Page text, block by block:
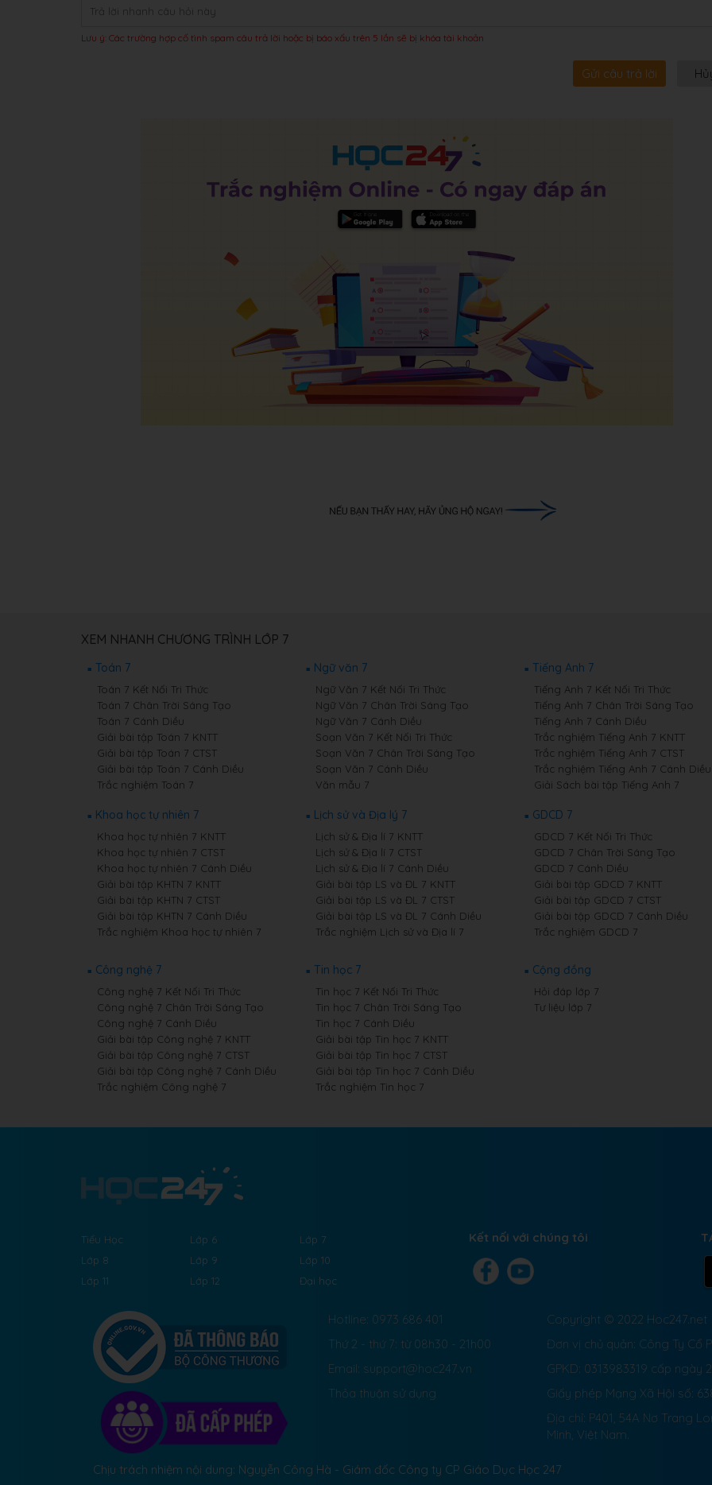
Lưu ý: Các trường hợp cố tình spam câu trả lời hoặc bị báo xấu trên 5 lần sẽ bị khóa tài khoản
Gửi câu trả lời
XEM NHANH CHƯƠNG TRÌNH LỚP 7
Toán 7
Toán 7 Kết Nối Tri Thức
Toán 7 Chân Trời Sáng Tạo
Toán 7 Cánh Diều
Giải bài tập Toán 7 KNTT
Giải bài tập Toán 7 CTST
Giải bài tập Toán 7 Cánh Diều
Trắc nghiệm Toán 7
Ngữ văn 7
Ngữ Văn 7 Kết Nối Tri Thức
Ngữ Văn 7 Chân Trời Sáng Tạo
Ngữ Văn 7 Cánh Diều
Soạn Văn 7 Kết Nối Tri Thức
Soạn Văn 7 Chân Trời Sáng Tạo
Soạn Văn 7 Cánh Diều
Văn mẫu 7
Tiếng Anh 7
Tiếng Anh 7 Kết Nối Tri Thức
Tiếng Anh 7 Chân Trời Sáng Tạo
Tiếng Anh 7 Cánh Diều
Trắc nghiệm Tiếng Anh 7 KNTT
Trắc nghiệm Tiếng Anh 7 CTST
Trắc nghiệm Tiếng Anh 7 Cánh Diều
Giải Sách bài tập Tiếng Anh 7
Khoa học tự nhiên 7
Khoa học tự nhiên 7 KNTT
Khoa học tự nhiên 7 CTST
Khoa học tự nhiên 7 Cánh Diều
Giải bài tập KHTN 7 KNTT
Giải bài tập KHTN 7 CTST
Giải bài tập KHTN 7 Cánh Diều
Trắc nghiệm Khoa học tự nhiên 7
Lịch sử và Địa lý 7
Lịch sử & Địa lí 7 KNTT
Lịch sử & Địa lí 7 CTST
Lịch sử & Địa lí 7 Cánh Diều
Giải bài tập LS và ĐL 7 KNTT
Giải bài tập LS và ĐL 7 CTST
Giải bài tập LS và ĐL 7 Cánh Diều
Trắc nghiệm Lịch sử và Địa lí 7
GDCD 7
GDCD 7 Kết Nối Tri Thức
GDCD 7 Chân Trời Sáng Tạo
GDCD 7 Cánh Diều
Giải bài tập GDCD 7 KNTT
Giải bài tập GDCD 7 CTST
Giải bài tập GDCD 7 Cánh Diều
Trắc nghiệm GDCD 7
Công nghệ 7
Công nghệ 7 Kết Nối Tri Thức
Công nghệ 7 Chân Trời Sáng Tạo
Công nghệ 7 Cánh Diều
Giải bài tập Công nghệ 7 KNTT
Giải bài tập Công nghệ 7 CTST
Giải bài tập Công nghệ 7 Cánh Diều
Trắc nghiệm Công nghệ 7
Tin học 7
Tin học 7 Kết Nối Tri Thức
Tin học 7 Chân Trời Sáng Tạo
Tin học 7 Cánh Diều
Giải bài tập Tin học 7 KNTT
Giải bài tập Tin học 7 CTST
Giải bài tập Tin học 7 Cánh Diều
Trắc nghiệm Tin học 7
Cộng đồng
Hỏi đáp lớp 7
Tư liệu lớp 7
Tiểu Học Lớp 6
Lớp 7
Lớp 8
Lớp 9
Lớp 10
Lớp 11
Lớp 12 Đại học
Kết nối với chúng tôi
Hotline: 0973 686 401
Thứ 2 - thứ 7: từ 08h30 - 21h00
Email: support@hoc247.vn
Thỏa thuận sử dụng
Copyright © 2022 Hoc247.net
Đơn vị chủ quản: Công Ty Cổ
GPKD: 0313983319 cấp ngày
Giấy phép Mạng Xã Hội số:
Địa chỉ: P401, 54A Nơ Trang
Minh, Việt Nam.
Chịu trách nhiệm nội dung: Nguyễn Công Hà - Giám đốc Công ty CP Giáo Dục Học 247